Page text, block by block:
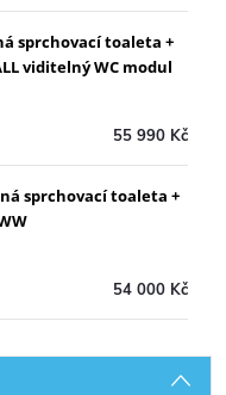
sprchovací toaleta +
viditelný WC modul
55 990 Kč
sprchovací toaleta +
54 000 Kč